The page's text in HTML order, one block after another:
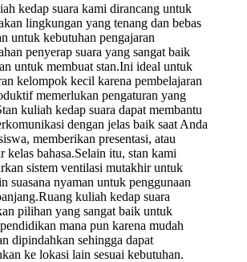
kedap suara kami dirancang untuk
lingkungan yang tenang dan bebas
untuk kebutuhan pengajaran
penyerap suara yang sangat baik
untuk membuat stan.Ini ideal untuk
kelompok kecil karena pembelajaran
memerlukan pengaturan yang
kuliah kedap suara dapat membantu
dengan jelas baik saat Anda
memberikan presentasi, atau
kelas bahasa.Selain itu, stan kami
sistem ventilasi mutakhir untuk
suasana nyaman untuk penggunaan
kuliah kedap suara
pilihan yang sangat baik untuk
mana pun karena mudah
dipindahkan sehingga dapat
ke lokasi lain sesuai kebutuhan.